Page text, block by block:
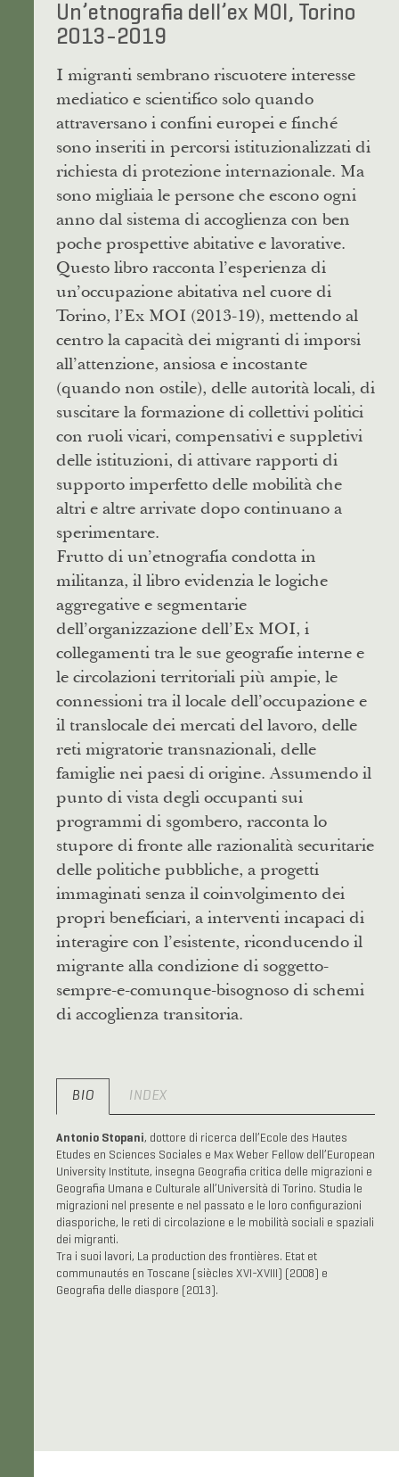
Un’etnografia dell’ex MOI, Torino
2013-2019
I migranti sembrano riscuotere interesse
mediatico e scientifico solo quando
attraversano i confini europei e finché
sono inseriti in percorsi istituzionalizzati di
richiesta di protezione internazionale. Ma
sono migliaia le persone che escono ogni
anno dal sistema di accoglienza con ben
poche prospettive abitative e lavorative.
Questo libro racconta l’esperienza di
un’occupazione abitativa nel cuore di
Torino, l’Ex MOI (2013-19), mettendo al
centro la capacità dei migranti di imporsi
all’attenzione, ansiosa e incostante
(quando non ostile), delle autorità locali, di
suscitare la formazione di collettivi politici
con ruoli vicari, compensativi e suppletivi
delle istituzioni, di attivare rapporti di
supporto imperfetto delle mobilità che
altri e altre arrivate dopo continuano a
sperimentare.
Frutto di un’etnografia condotta in
militanza, il libro evidenzia le logiche
aggregative e segmentarie
dell’organizzazione dell’Ex MOI, i
collegamenti tra le sue geografie interne e
le circolazioni territoriali più ampie, le
connessioni tra il locale dell’occupazione e
il translocale dei mercati del lavoro, delle
reti migratorie transnazionali, delle
famiglie nei paesi di origine. Assumendo il
punto di vista degli occupanti sui
programmi di sgombero, racconta lo
stupore di fronte alle razionalità securitarie
delle politiche pubbliche, a progetti
immaginati senza il coinvolgimento dei
propri beneficiari, a interventi incapaci di
interagire con l’esistente, riconducendo il
migrante alla condizione di soggetto-
sempre-e-comunque-bisognoso di schemi
di accoglienza transitoria.
BIO INDEX
Antonio Stopani, dottore di ricerca dell’Ecole des Hautes
Etudes en Sciences Sociales e Max Weber Fellow dell’European
University Institute, insegna Geografia critica delle migrazioni e
Geografia Umana e Culturale all’Università di Torino. Studia le
migrazioni nel presente e nel passato e le loro configurazioni
diasporiche, le reti di circolazione e le mobilità sociali e spaziali
dei migranti.
Tra i suoi lavori, La production des frontières. Etat et
communautés en Toscane (siècles XVI-XVIII) (2008) e
Geografia delle diaspore (2013).